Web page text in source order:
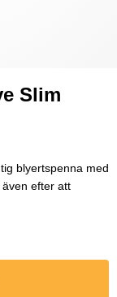
Slim
blyertspenna med
efter att